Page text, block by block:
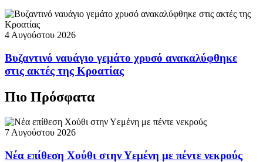
4 Αυγούστου 2026
Βυζαντινό ναυάγιο γεμάτο χρυσό ανακαλύφθηκε
στις ακτές της Κροατίας
Πιο Πρόσφατα
7 Αυγούστου 2026
Νέα επίθεση Χούθι στην Υεμένη με πέντε νεκρούς